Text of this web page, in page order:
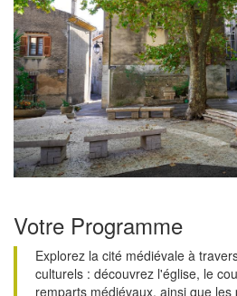
Votre Programme
Explorez la cité médiévale à
culturels : découvrez l'église, le
remparts médiévaux, ainsi que